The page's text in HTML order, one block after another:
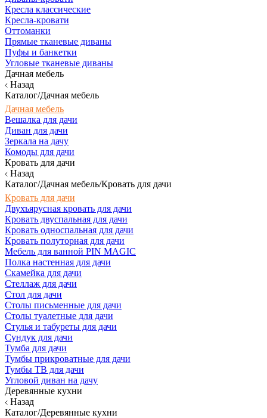
Кресла классические
Кресла-кровати
Оттоманки
Прямые тканевые диваны
Пуфы и банкетки
Угловые тканевые диваны
Дачная мебель
Назад
Каталог/Дачная мебель
Дачная мебель
Вешалка для дачи
Диван для дачи
Зеркала на дачу
Комоды для дачи
Кровать для дачи
Назад
Каталог/Дачная мебель/Кровать для дачи
Кровать для дачи
Двухъярусная кровать для дачи
Кровать двуспальная для дачи
Кровать односпальная для дачи
Кровать полуторная для дачи
Мебель для ванной PIN MAGIC
Полка настенная для дачи
Скамейка для дачи
Стеллаж для дачи
Стол для дачи
Столы письменные для дачи
Столы туалетные для дачи
Стулья и табуреты для дачи
Сундук для дачи
Тумба для дачи
Тумбы прикроватные для дачи
Тумбы ТВ для дачи
Угловой диван на дачу
Деревянные кухни
Назад
Каталог/Деревянные кухни